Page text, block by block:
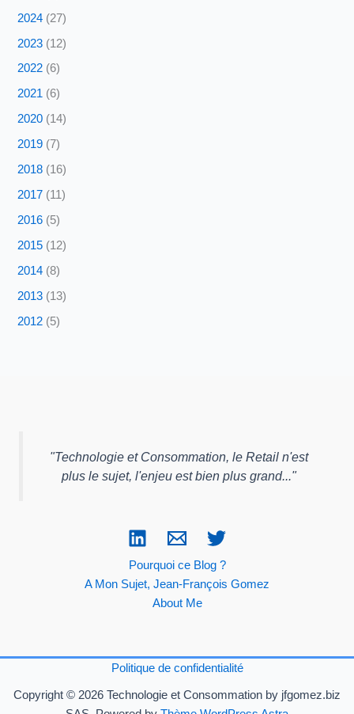
2024 (27)
2023 (12)
2022 (6)
2021 (6)
2020 (14)
2019 (7)
2018 (16)
2017 (11)
2016 (5)
2015 (12)
2014 (8)
2013 (13)
2012 (5)
"Technologie et Consommation, le Retail n'est
plus le sujet, l'enjeu est bien plus grand... "
Pourquoi ce Blog ?
A Mon Sujet, Jean-François Gomez
About Me
Politique de confidentialité
Copyright © 2026 Technologie et Consommation by jfgomez.biz